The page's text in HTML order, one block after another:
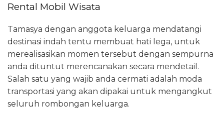
Rental Mobil Wisata
Tamasya dengan anggota keluarga mendatangi
destinasi indah tentu membuat hati lega, untuk
merealisasikan momen tersebut dengan sempurna
anda dituntut merencanakan secara mendetail.
Salah satu yang wajib anda cermati adalah moda
transportasi yang akan dipakai untuk mengangkut
seluruh rombongan keluarga.